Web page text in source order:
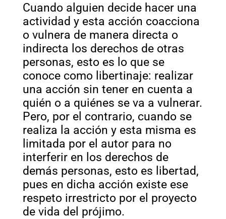
Cuando alguien decide hacer una
actividad y esta acción coacciona
o vulnera de manera directa o
indirecta los derechos de otras
personas, esto es lo que se
conoce como libertinaje: realizar
una acción sin tener en cuenta a
quién o a quiénes se va a vulnerar.
Pero, por el contrario, cuando se
realiza la acción y esta misma es
limitada por el autor para no
interferir en los derechos de
demás personas, esto es libertad,
pues en dicha acción existe ese
respeto irrestricto por el proyecto
de vida del prójimo.